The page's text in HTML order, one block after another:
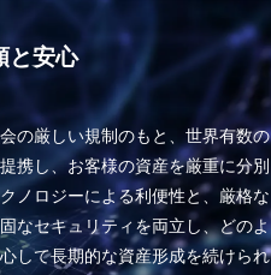
と安心
の厳しい規制のもと、世界有数の
携し、お客様の資産を厳重に分別
ノロジーによる利便性と、厳格な
なセキュリティを両立し、どのよ
して長期的な資産形成を続けられ